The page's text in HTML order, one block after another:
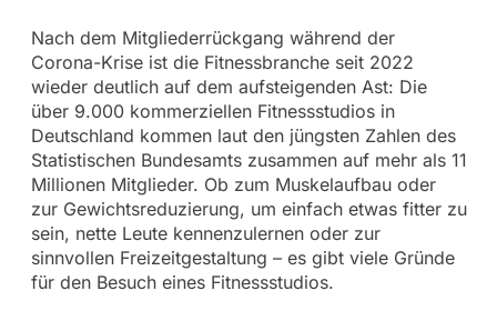
Nach dem Mitgliederrückgang während der
Corona-Krise ist die Fitnessbranche seit 2022
wieder deutlich auf dem aufsteigenden Ast: Die
über 9.000 kommerziellen Fitnessstudios in
Deutschland kommen laut den jüngsten Zahlen des
Statistischen Bundesamts zusammen auf mehr als 11
Millionen Mitglieder. Ob zum Muskelaufbau oder
zur Gewichtsreduzierung, um einfach etwas fitter zu
sein, nette Leute kennenzulernen oder zur
sinnvollen Freizeitgestaltung – es gibt viele Gründe
für den Besuch eines Fitnessstudios.